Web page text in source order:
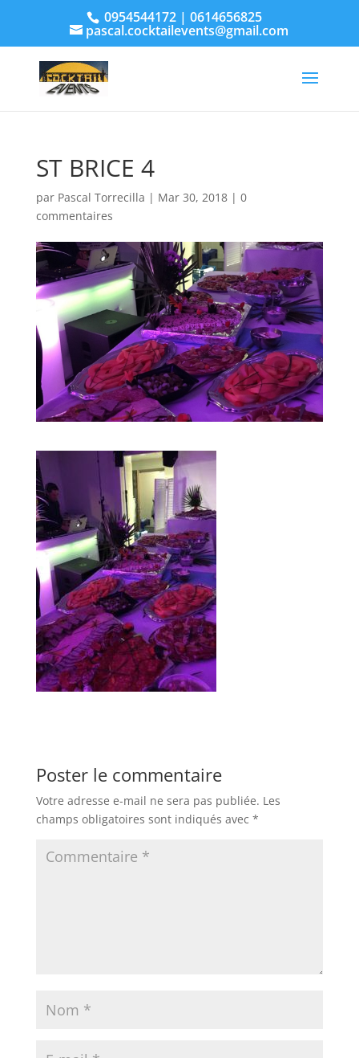
0954544172 | 0614656825
pascal.cocktailevents@gmail.com
ST BRICE 4
par Pascal Torrecilla | Mar 30, 2018| 0
commentaires
Poster le commentaire
Votre adresse e-mail ne sera pas publiée. Les
champs obligatoires sont indiqués avec *